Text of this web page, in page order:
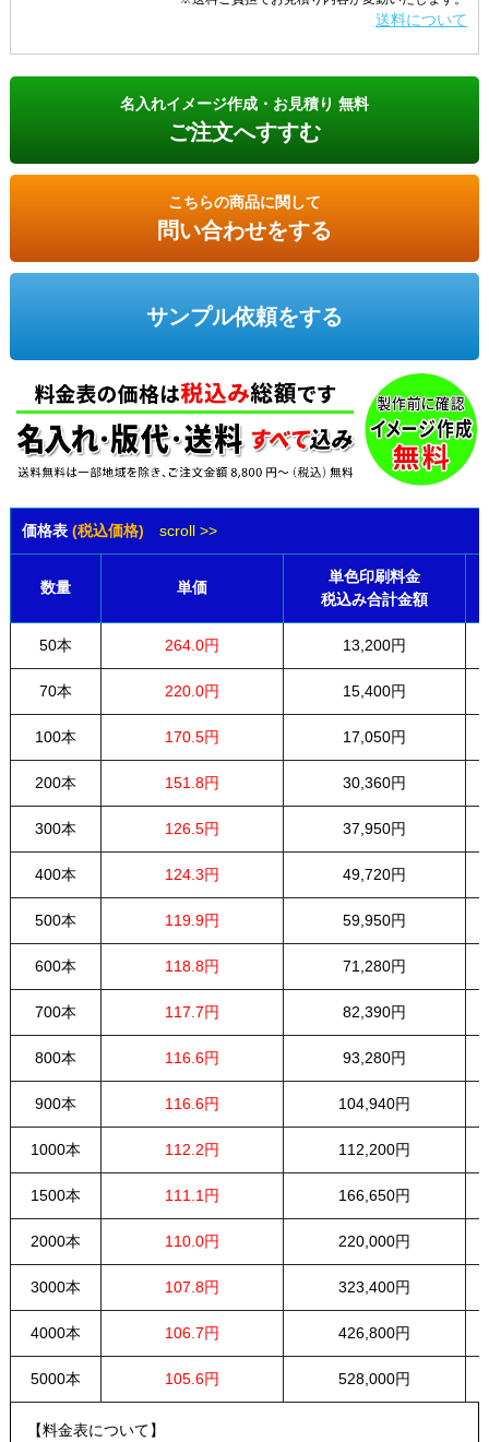
送料について
名入れイメージ作成・お見積り 無料
ご注文へすすむ
こちらの商品に関して
問い合わせをする
サンプル依頼をする
価格表 (税込価格) scroll >>
数量 単価
単色印刷料金
税込み合計金額
50本 264.0円 13,200円
70本 220.0円 15,400円
100本 170.5円 17,050円
200本 151.8円 30,360円
300本 126.5円 37,950円
400本 124.3円 49,720円
500本 119.9円 59,950円
600本 118.8円 71,280円
700本 117.7円 82,390円
800本 116.6円 93,280円
900本 116.6円 104,940円
1000本 112.2円 112,200円
1500本 111.1円 166,650円
2000本 110.0円 220,000円
3000本 107.8円 323,400円
4000本 106.7円 426,800円
5000本 105.6円 528,000円
【料金表について】